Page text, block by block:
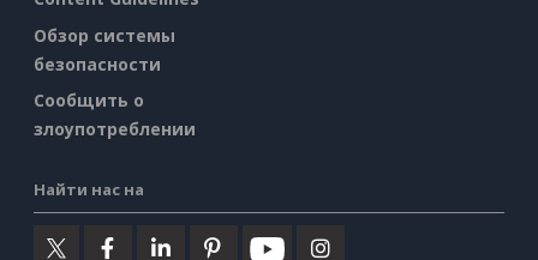
Обзор системы
безопасности
Сообщить о
злоупотреблении
Найти нас на